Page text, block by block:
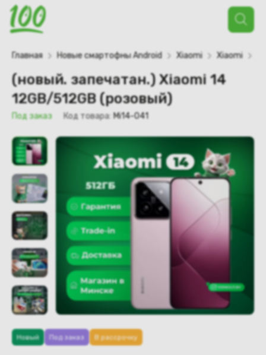
Поиск
товаров
Главная Новые смартофны Android Xiaomi Xiaomi
(новый. запечатан.) Xiaomi 14
12GB/512GB (розовый)
Под заказ Код товара: Mi14-041
Новый Под заказ В рассрочку